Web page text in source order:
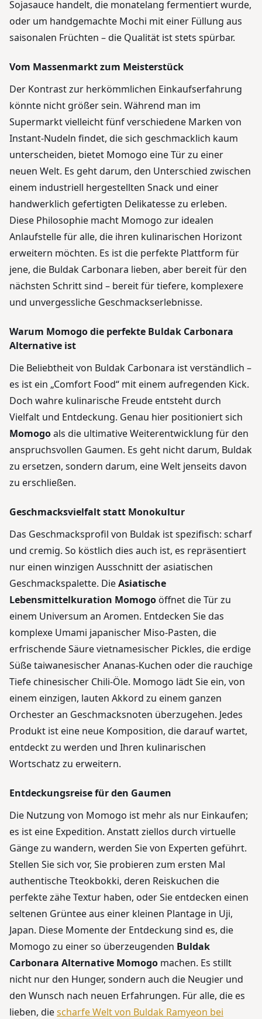
Sojasauce handelt, die monatelang fermentiert wurde,
oder um handgemachte Mochi mit einer Füllung aus
saisonalen Früchten – die Qualität ist stets spürbar.
Vom Massenmarkt zum Meisterstück
Der Kontrast zur herkömmlichen Einkaufserfahrung
könnte nicht größer sein. Während man im
Supermarkt vielleicht fünf verschiedene Marken von
Instant-Nudeln findet, die sich geschmacklich kaum
unterscheiden, bietet Momogo eine Tür zu einer
neuen Welt. Es geht darum, den Unterschied zwischen
einem industriell hergestellten Snack und einer
handwerklich gefertigten Delikatesse zu erleben.
Diese Philosophie macht Momogo zur idealen
Anlaufstelle für alle, die ihren kulinarischen Horizont
erweitern möchten. Es ist die perfekte Plattform für
jene, die Buldak Carbonara lieben, aber bereit für den
nächsten Schritt sind – bereit für tiefere, komplexere
und unvergessliche Geschmackserlebnisse.
Warum Momogo die perfekte Buldak Carbonara
Alternative ist
Die Beliebtheit von Buldak Carbonara ist verständlich –
es ist ein „Comfort Food“ mit einem aufregenden Kick.
Doch wahre kulinarische Freude entsteht durch
Vielfalt und Entdeckung. Genau hier positioniert sich
Momogoals die ultimative Weiterentwicklung für den
anspruchsvollen Gaumen. Es geht nicht darum, Buldak
zu ersetzen, sondern darum, eine Welt jenseits davon
zu erschließen.
Geschmacksvielfalt statt Monokultur
Das Geschmacksprofil von Buldak ist spezifisch: scharf
und cremig. So köstlich dies auch ist, es repräsentiert
nur einen winzigen Ausschnitt der asiatischen
Geschmackspalette. DieAsiatische
Lebensmittelkuration Momogo öffnet die Tür zu
einem Universum an Aromen. Entdecken Sie das
komplexe Umami japanischer Miso-Pasten, die
erfrischende Säure vietnamesischer Pickles, die erdige
Süße taiwanesischer Ananas-Kuchen oder die rauchige
Tiefe chinesischer Chili-Öle. Momogo lädt Sie ein, von
einem einzigen, lauten Akkord zu einem ganzen
Orchester an Geschmacksnoten überzugehen. Jedes
Produkt ist eine neue Komposition, die darauf wartet,
entdeckt zu werden und Ihren kulinarischen
Wortschatz zu erweitern.
Entdeckungsreise für den Gaumen
Die Nutzung von Momogo ist mehr als nur Einkaufen;
es ist eine Expedition. Anstatt ziellos durch virtuelle
Gänge zu wandern, werden Sie von Experten geführt.
Stellen Sie sich vor, Sie probieren zum ersten Mal
authentische Tteokbokki, deren Reiskuchen die
perfekte zähe Textur haben, oder Sie entdecken einen
seltenen Grüntee aus einer kleinen Plantage in Uji,
Japan. Diese Momente der Entdeckung sind es, die
Momogo zu einer so überzeugenden Buldak
Carbonara Alternative Momogo machen. Es stillt
nicht nur den Hunger, sondern auch die Neugier und
den Wunsch nach neuen Erfahrungen. Für alle, die es
lieben, diescharfe Welt von Buldak Ramyeon bei